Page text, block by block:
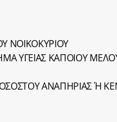
ΝΟΙΚΟΚΥΡΙΟΥ
ΥΓΕΙΑΣ ΚΑΠΟΙΟΥ
ΑΝΑΠΗΡΙΑΣ Ή